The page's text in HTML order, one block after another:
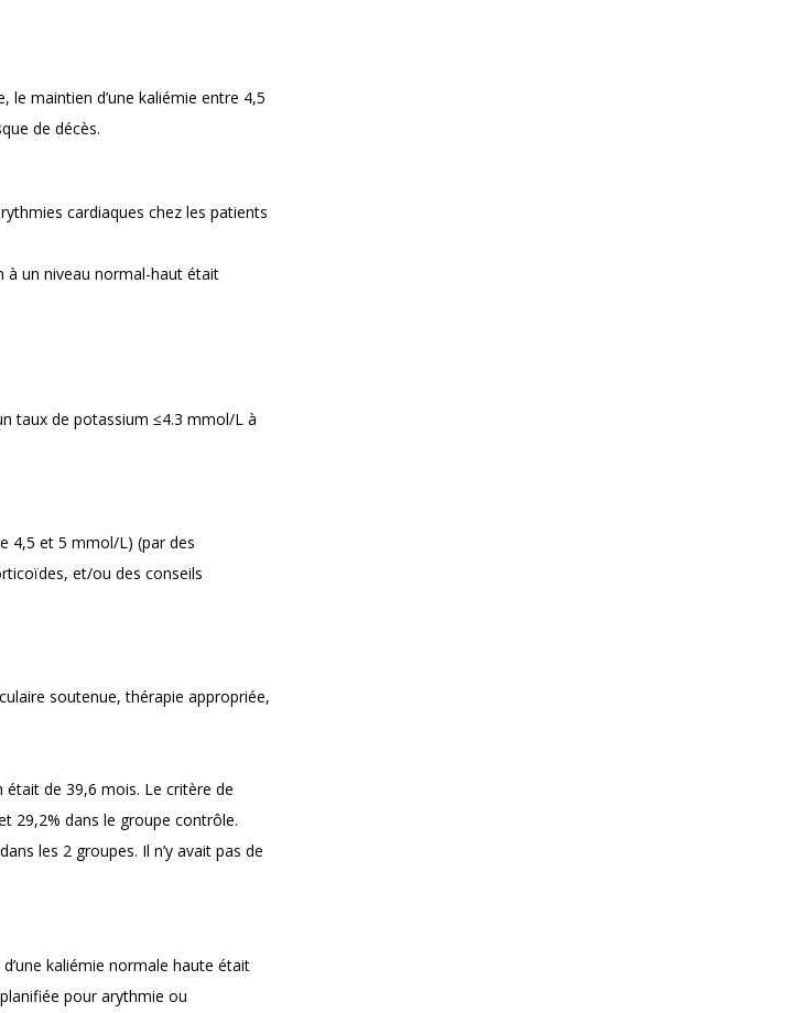
le maintien d’une kaliémie entre 4,5
de décès.
cardiaques chez les patients
à un niveau normal-haut était
taux de potassium ≤4.3 mmol/L à
4,5 et 5 mmol/L) (par des
et/ou des conseils
soutenue, thérapie appropriée,
de 39,6 mois. Le critère de
29,2% dans le groupe contrôle.
les 2 groupes. Il n’y avait pas de
kaliémie normale haute était
pour arythmie ou